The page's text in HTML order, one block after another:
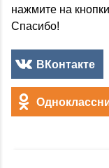
нажмите на
Спасибо!
ВКонтакте